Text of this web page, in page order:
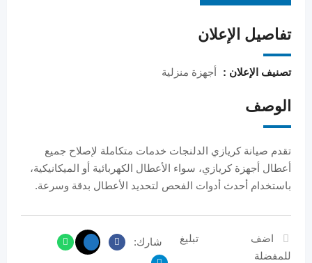
تفاصيل الإعلان
تصنيف الإعلان : أجهزة منزلية
الوصف
تقدم صيانة كريازي الدلنجات خدمات متكاملة لإصلاح جميع
أعطال أجهزة كريازي، سواء الأعطال الكهربائية أو الميكانيكية،
باستخدام أحدث أدوات الفحص لتحديد الأعطال بدقة وسرعة.
اضف
للمفضلة
تبليغ شارك: